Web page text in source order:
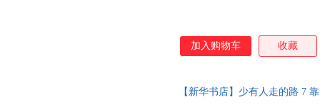
加入购物车 收藏
【新华书店】少有人走的路 7